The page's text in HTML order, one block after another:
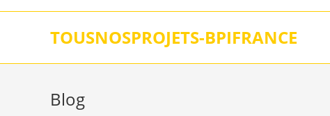
Skip
TOUSNOSPROJETS-BPIFRANCE
Blog